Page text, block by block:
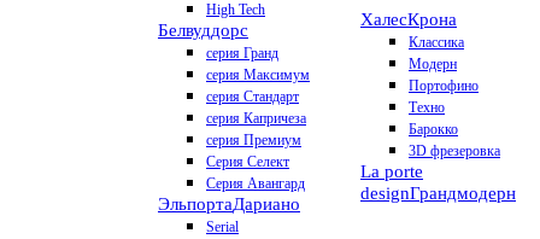
High Tech
Белвуддорс
серия Гранд
серия Максимум
серия Стандарт
серия Капричеза
серия Премиум
Серия Селект
Серия Авангард
ЭльпортаДариано
Serial
ХалесКрона
Классика
Модерн
Портофино
Техно
Барокко
3D фрезеровка
La porte
designГрандмодерн